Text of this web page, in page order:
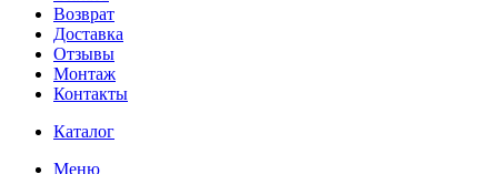
Возврат
Доставка
Отзывы
Монтаж
Контакты
Каталог
Меню